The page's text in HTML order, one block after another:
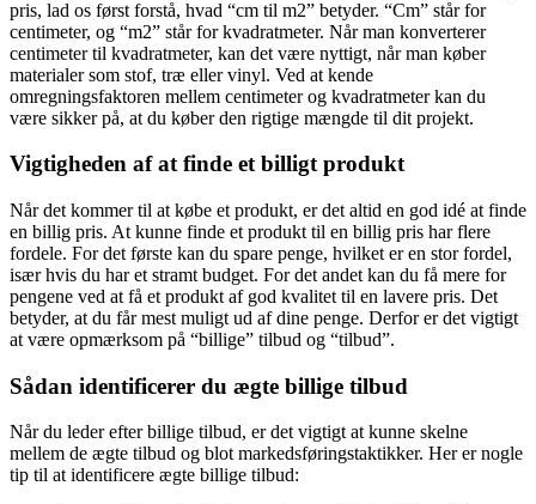
pris, lad os først forstå, hvad “cm til m2” betyder. “Cm” står for
centimeter, og “m2” står for kvadratmeter. Når man konverterer
centimeter til kvadratmeter, kan det være nyttigt, når man køber
materialer som stof, træ eller vinyl. Ved at kende
omregningsfaktoren mellem centimeter og kvadratmeter kan du
være sikker på, at du køber den rigtige mængde til dit projekt.
Vigtigheden af ​​at finde et billigt produkt
Når det kommer til at købe et produkt, er det altid en god idé at finde
en billig pris. At kunne finde et produkt til en billig pris har flere
fordele. For det første kan du spare penge, hvilket er en stor fordel,
især hvis du har et stramt budget. For det andet kan du få mere for
pengene ved at få et produkt af god kvalitet til en lavere pris. Det
betyder, at du får mest muligt ud af dine penge. Derfor er det vigtigt
at være opmærksom på “billige” tilbud og “tilbud”.
Sådan identificerer du ægte billige tilbud
Når du leder efter billige tilbud, er det vigtigt at kunne skelne
mellem de ægte tilbud og blot markedsføringstaktikker. Her er nogle
tip til at identificere ægte billige tilbud: